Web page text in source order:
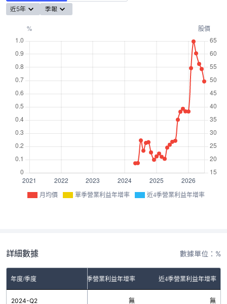
近5年 季報
月均價 單季營業利益年增率 近4季營業利益年增率
詳細數據 數據單位：%
年度/季度 單季營業利益年增率 近4季營業利益年增率
2024-Q2 無 無